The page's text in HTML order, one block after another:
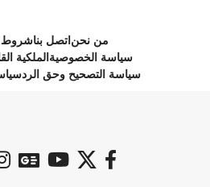
من نحن اتصل بناشروط
سياسة الخصوصية الملكية
سياسة التصحيح وحق الرد